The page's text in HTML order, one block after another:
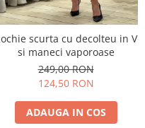
scurta cu decolteu in V
si maneci vaporoase
249,00 RON
124,50 RON
ADAUGA IN COS